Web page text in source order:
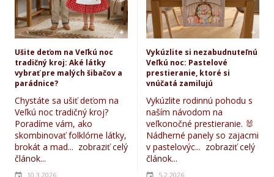
Ušite deťom na Veľkú noc
tradičný kroj: Aké látky
vybrať pre malých šibačov a
parádnice?
Chystáte sa ušiť deťom na
Veľkú noc tradičný kroj?
Poradíme vám, ako
skombinovať folklórne látky,
brokát a mad... zobraziť celý
článok...
10.3.2026
Vykúzlite si nezabudnuteľnú
Veľkú noc: Pastelové
prestieranie, ktoré si
vnúčatá zamilujú
Vykúzlite rodinnú pohodu s
naším návodom na
veľkonočné prestieranie. 🐰
Nádherné panely so zajacmi
v pastelovýc... zobraziť celý
článok...
5.2.2026